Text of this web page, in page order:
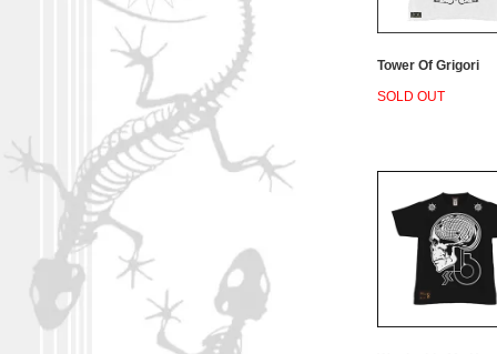
Tower Of Grigori
SOLD OUT